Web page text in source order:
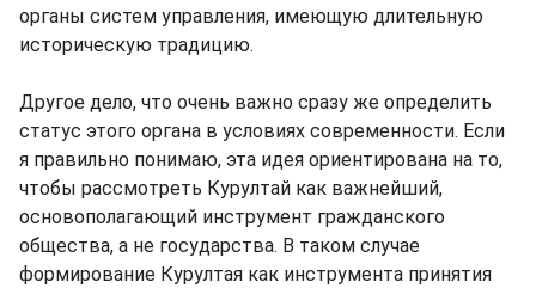
органы систем управления, имеющую длительную
историческую традицию.
Другое дело, что очень важно сразу же определить
статус этого органа в условиях современности. Если
я правильно понимаю, эта идея ориентирована на то,
чтобы рассмотреть Курултай как важнейший,
основополагающий инструмент гражданского
общества, а не государства. В таком случае
формирование Курултая как инструмента принятия